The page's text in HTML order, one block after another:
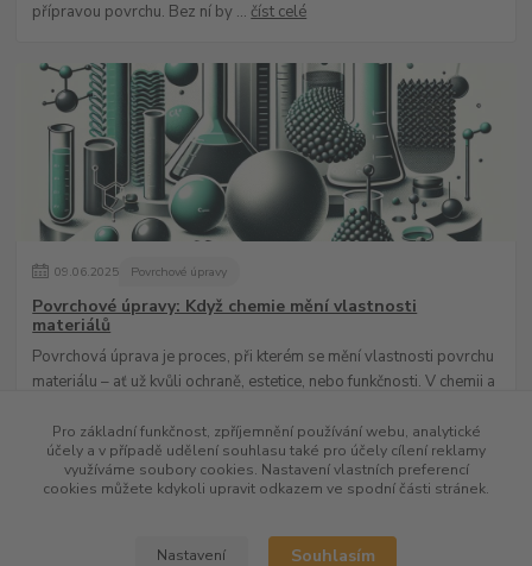
přípravou povrchu. Bez ní by ... číst celé
09.06.2025 Povrchové úpravy
Povrchové úpravy: Když chemie mění vlastnosti
materiálů
Povrchová úprava je proces, při kterém se mění vlastnosti povrchu
materiálu – ať už kvůli ochraně, estetice, nebo funkčnosti. V chemii a
Zobrazit všechny články
Pro základní funkčnost, zpříjemnění používání webu, analytické
účely a v případě udělení souhlasu také pro účely cílení reklamy
využíváme soubory cookies. Nastavení vlastních preferencí
cookies můžete kdykoli upravit odkazem ve spodní části stránek.
Nastavení Souhlasím